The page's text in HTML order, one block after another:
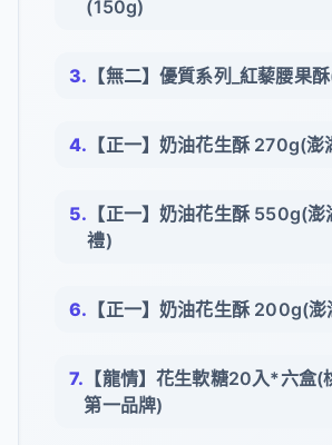
(150g)
【無二】優質系列_紅藜腰果
【正一】奶油花生酥 270g(澎
【正一】奶油花生酥 550g(
禮)
【正一】奶油花生酥 200g(
【龍情】花生軟糖20入*六盒(
第一品牌)